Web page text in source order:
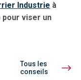
Industrie à
pour viser un
Tous les
conseils